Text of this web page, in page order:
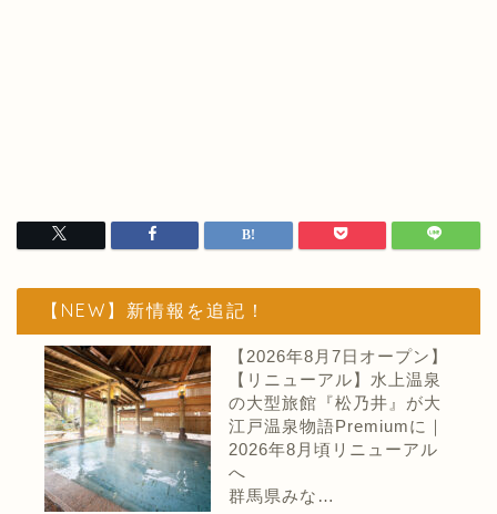
【NEW】新情報を追記！
【2026年8月7日オープン】
【リニューアル】水上温泉
の大型旅館『松乃井』が大
江戸温泉物語Premiumに｜
2026年8月頃リニューアル
へ
群馬県みな…